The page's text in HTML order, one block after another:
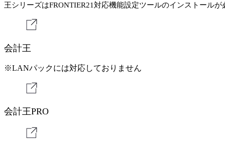
王シリーズはFRONTIER21対応機能設定ツールのインストールが
会計王
※LANパックには対応しておりません
会計王PRO